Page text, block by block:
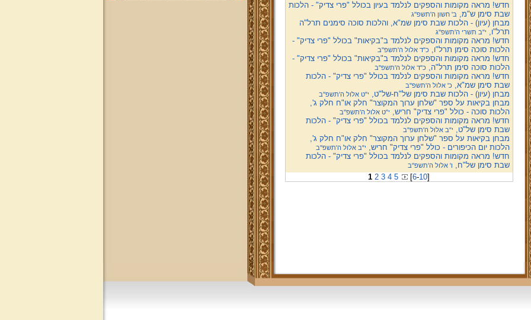
חדש! מראה מקומות והספקים לנלמד בעיון בכולל "פרי צדיק" - הלכות
שבת סימן ש"מ,ב' חשון ה'תשפ''ג
מבחן (עיון) - הלכות שבת סימן שמ"א, והלכות סוכה סימנים תרל"ה
תרל"ו, י"ב תשרי ה'תשפ''ג
חדש! מראה מקומות והספקים לנלמד ב"בקיאות" בכולל "פרי צדיק" -
הלכות סוכה סימן תרל"ו,כ"ד אלול ה'תשפ''ב
חדש! מראה מקומות והספקים לנלמד ב"בקיאות" בכולל "פרי צדיק" -
הלכות סוכה סימן תרל"ה,כ"ד אלול ה'תשפ''ב
חדש! מראה מקומות והספקים לנלמד בכולל "פרי צדיק" - הלכות
שבת סימן שמ"א,כ' אלול ה'תשפ''ב
מבחן (עיון) - הלכות שבת סימן של"ח-של"ט, י"ט אלול ה'תשפ''ב
מבחן בקיאות על ספר "שלחן ערוך המקוצר" חלק או"ח חלק ג',
הלכות סוכה - כולל "פרי צדיק" חריש, י"ט אלול ה'תשפ''ב
חדש! מראה מקומות והספקים לנלמד בכולל "פרי צדיק" - הלכות
שבת סימן של"ט, י"ב אלול ה'תשפ''ב
מבחן בקיאות על ספר "שלחן ערוך המקוצר" חלק או"ח חלק ג',
הלכות יום הכיפורים - כולל "פרי צדיק" חריש, י"ב אלול ה'תשפ''ב
חדש! מראה מקומות והספקים לנלמד בכולל "פרי צדיק" - הלכות
שבת סימן של"ח, ו' אלול ה'תשפ''ב
1 2 3 4 5 [6-10]